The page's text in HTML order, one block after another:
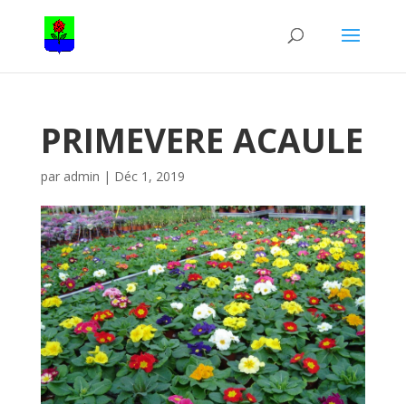
PRIMEVERE ACAULE
par admin | Déc 1, 2019